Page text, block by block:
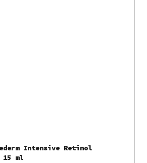
Intensive Retinol
15 ml